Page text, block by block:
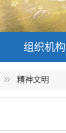
组织机构
精神文明